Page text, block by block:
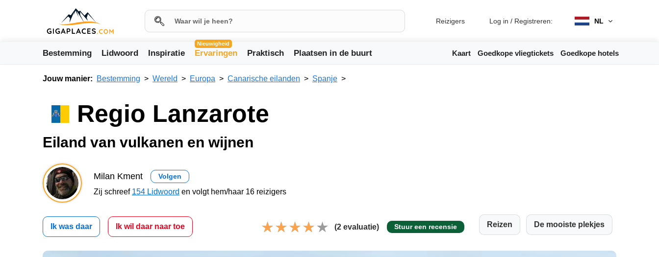
Reizigers Log in / Registreren: NL
Bestemming Lidwoord Inspiratie
Nieuwigheid
Ervaringen Praktisch Plaatsen in de buurt Kaart Goedkope vliegtickets Goedkope hotels
Jouw manier: Bestemming Wereld Europa Canarische eilanden Spanje
Regio Lanzarote
Eiland van vulkanen en wijnen
Milan Kment Volgen
Zij schreef 154 Lidwoord en volgt hem/haar 16 reizigers
Ik was daar Ik wil daar naar toe (2 evaluatie) Stuur een recensie Reizen De mooiste plekjes